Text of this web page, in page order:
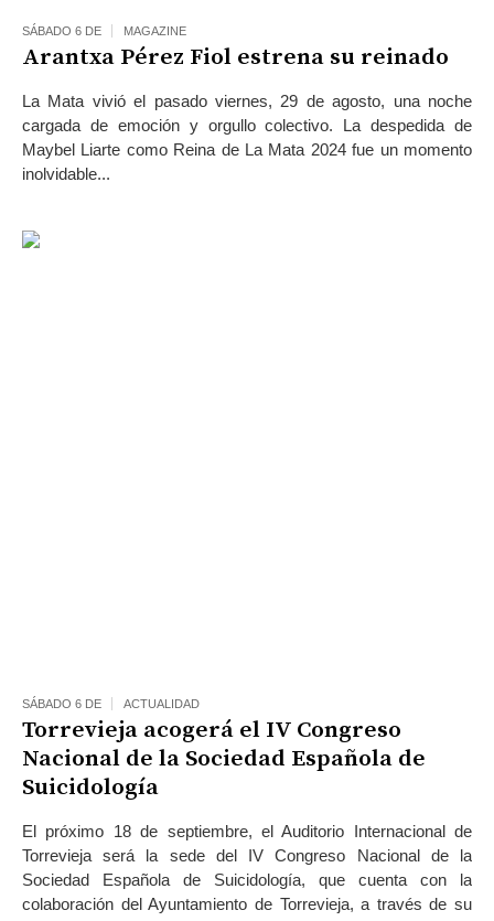
SÁBADO 6 DE MAGAZINE
Arantxa Pérez Fiol estrena su reinado
La Mata vivió el pasado viernes, 29 de agosto, una noche
cargada de emoción y orgullo colectivo. La despedida de
Maybel Liarte como Reina de La Mata 2024 fue un momento
inolvidable...
SÁBADO 6 DE ACTUALIDAD
Torrevieja acogerá el IV Congreso
Nacional de la Sociedad Española de
Suicidología
El próximo 18 de septiembre, el Auditorio Internacional de
Torrevieja será la sede del IV Congreso Nacional de la
Sociedad Española de Suicidología, que cuenta con la
colaboración del Ayuntamiento de Torrevieja, a través de su